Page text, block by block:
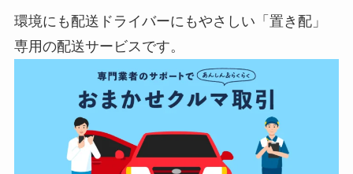
環境にも配送ドライバーにもやさしい「置き配」
専用の配送サービスです。